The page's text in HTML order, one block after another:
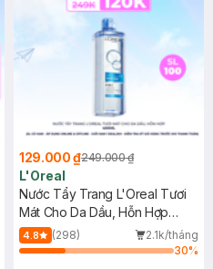
129.000 ₫249.000 ₫
L'Oreal
Nước Tẩy Trang L'Oreal Tươi
Mát Cho Da Dầu, Hỗn Hợp
400ml
4.8 (298)
2.1k/tháng
30%